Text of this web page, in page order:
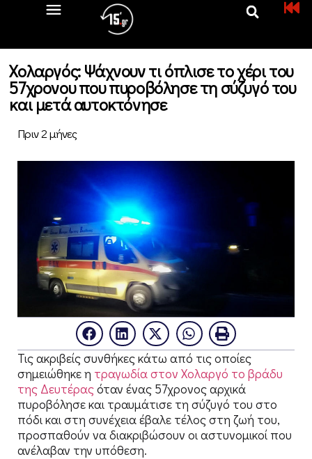
Χολαργός: Ψάχνουν τι όπλισε το χέρι του
57χρονου που πυροβόλησε τη σύζυγό του
και μετά αυτοκτόνησε
Πριν 2 μήνες
Τις ακριβείς συνθήκες κάτω από τις οποίες
σημειώθηκε η τραγωδία στον Χολαργό το βράδυ
της Δευτέραςόταν ένας 57χρονος αρχικά
πυροβόλησε και τραυμάτισε τη σύζυγό του στο
πόδι και στη συνέχεια έβαλε τέλος στη ζωή του,
προσπαθούν να διακριβώσουν οι αστυνομικοί που
ανέλαβαν την υπόθεση.